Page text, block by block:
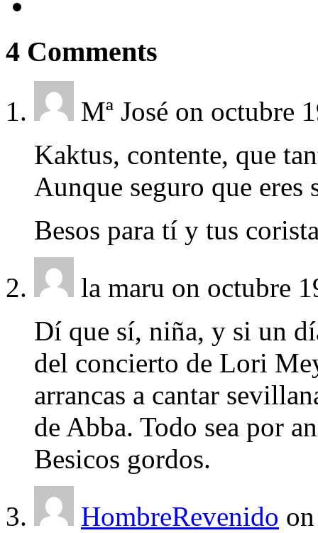
4 Comments
Mª José on octubre
Kaktus, contente, que
Aunque seguro que eres
Besos para tí y tus
la maru on octubre
Dí que sí, niña, y si un
del concierto de Lori
arrancas a cantar
de Abba. Todo sea por
Besicos gordos.
HombreRevenido